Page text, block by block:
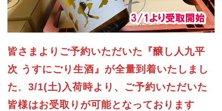
皆さまよりご予約いただいた『醸し人九平
次 うすにごり生酒』が全量到着いたしまし
た。 3/1(土)入荷時より、ご予約いただいた
皆様はお受取りが可能となっております